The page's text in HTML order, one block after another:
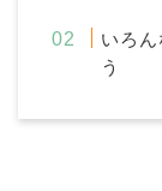
いろ
う